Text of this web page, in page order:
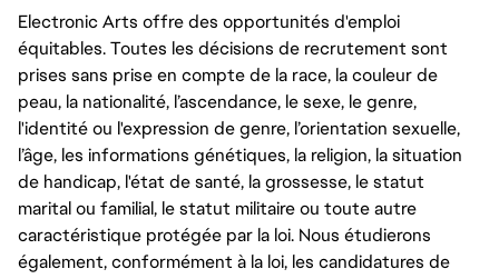
Electronic Arts offre des opportunités d'emploi
équitables. Toutes les décisions de recrutement sont
prises sans prise en compte de la race, la couleur de
peau, la nationalité, l’ascendance, le sexe, le genre,
l'identité ou l'expression de genre, l’orientation sexuelle,
l’âge, les informations génétiques, la religion, la situation
de handicap, l'état de santé, la grossesse, le statut
marital ou familial, le statut militaire ou toute autre
caractéristique protégée par la loi. Nous étudierons
également, conformément à la loi, les candidatures de